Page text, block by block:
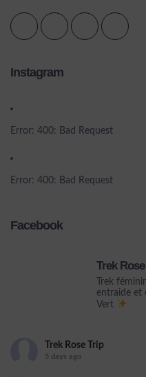
Instagram
Error: 400: Bad Request
Error: 400: Bad Request
Facebook
Trek
Trek
entraide et
Vert
Trek Rose Trip
5 days ago